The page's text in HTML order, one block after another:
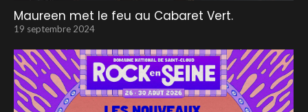
Maureen met le feu au Cabaret Vert.
19 septembre 2024